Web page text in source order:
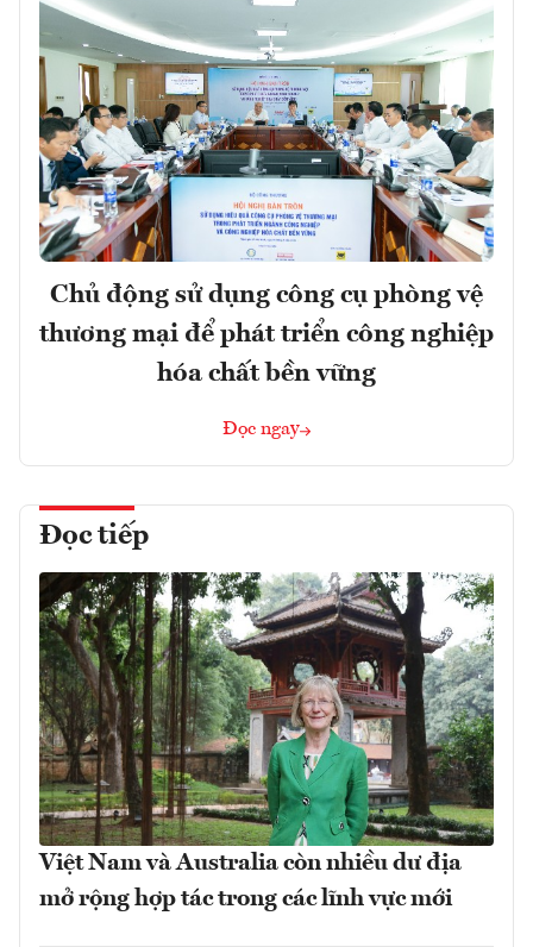
Chủ động sử dụng công cụ phòng vệ
thương mại để phát triển công nghiệp
hóa chất bền vững
Đọc ngay
Đọc tiếp
Việt Nam và Australia còn nhiều dư địa
mở rộng hợp tác trong các lĩnh vực mới